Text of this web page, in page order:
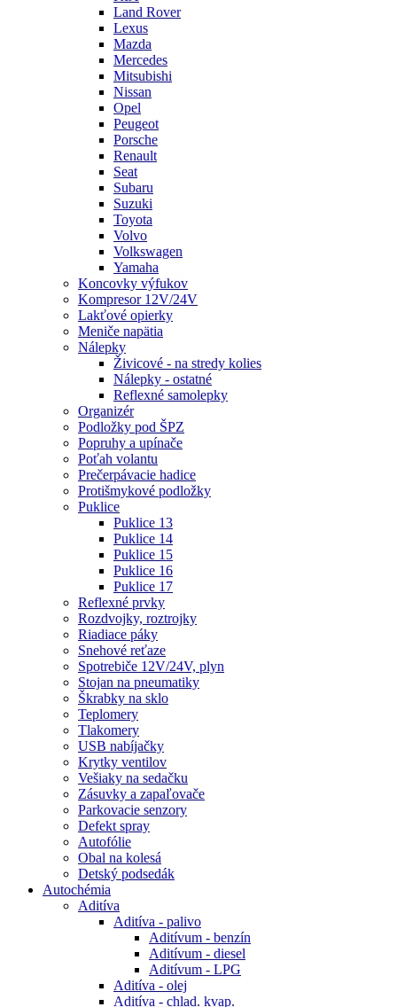
Land Rover
Lexus
Mazda
Mercedes
Mitsubishi
Nissan
Opel
Peugeot
Porsche
Renault
Seat
Subaru
Suzuki
Toyota
Volvo
Volkswagen
Yamaha
Koncovky výfukov
Kompresor 12V/24V
Lakťové opierky
Meniče napätia
Nálepky
Živicové - na stredy kolies
Nálepky - ostatné
Reflexné samolepky
Organizér
Podložky pod ŠPZ
Popruhy a upínače
Poťah volantu
Prečerpávacie hadice
Protišmykové podložky
Puklice
Puklice 13
Puklice 14
Puklice 15
Puklice 16
Puklice 17
Reflexné prvky
Rozdvojky, roztrojky
Riadiace páky
Snehové reťaze
Spotrebiče 12V/24V, plyn
Stojan na pneumatiky
Škrabky na sklo
Teplomery
Tlakomery
USB nabíjačky
Krytky ventilov
Vešiaky na sedačku
Zásuvky a zapaľovače
Parkovacie senzory
Defekt spray
Autofólie
Obal na kolesá
Detský podsedák
Autochémia
Aditíva
Aditíva - palivo
Aditívum - benzín
Aditívum - diesel
Aditívum - LPG
Aditíva - olej
Aditíva - chlad. kvap.